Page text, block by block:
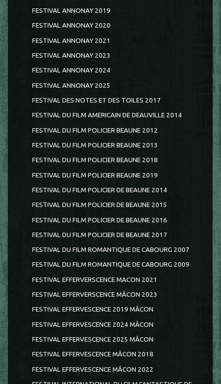
FESTIVAL ANNONAY 2019
FESTIVAL ANNONAY 2020
FESTIVAL ANNONAY 2021
FESTIVAL ANNONAY 2023
FESTIVAL ANNONAY 2024
FESTIVAL ANNONAY 2025
FESTIVAL DES NOTES ET DES TOILES 2017
FESTIVAL DU FILM AMERICAIN DE DEAUVILLE 2014
FESTIVAL DU FILM POLICIER BEAUNE 2012
FESTIVAL DU FILM POLICIER BEAUNE 2013
FESTIVAL DU FILM POLICIER BEAUNE 2018
FESTIVAL DU FILM POLICIER BEAUNE 2019
FESTIVAL DU FILM POLICIER DE BEAUNE 2014
FESTIVAL DU FILM POLICIER DE BEAUNE 2015
FESTIVAL DU FILM POLICIER DE BEAUNE 2016
FESTIVAL DU FILM POLICIER DE BEAUNE 2017
FESTIVAL DU FILM ROMANTIQUE DE CABOURG 2007
FESTIVAL DU FILM ROMANTIQUE DE CABOURG 2009
FESTIVAL EFFERVERSCENCE MACON 2021
FESTIVAL EFFERVERSCENCE MÂCON 2023
FESTIVAL EFFERVESCENCE 2019 MÂCON
FESTIVAL EFFERVESCENCE 2024 MÂCON
FESTIVAL EFFERVESCENCE 2025 MÂCON
FESTIVAL EFFERVESCENCE MÂCON 2018
FESTIVAL EFFERVESCENCE MÂCON 2022